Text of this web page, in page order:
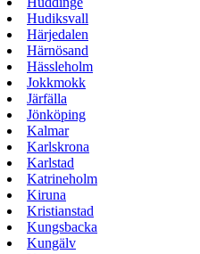
Hudiksvall
Härjedalen
Härnösand
Hässleholm
Jokkmokk
Järfälla
Jönköping
Kalmar
Karlskrona
Karlstad
Katrineholm
Kiruna
Kristianstad
Kungsbacka
Kungälv